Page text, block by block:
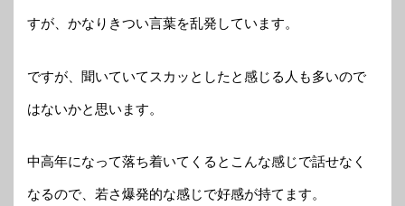
すが、かなりきつい言葉を乱発しています。
ですが、聞いていてスカッとしたと感じる人も多いので
はないかと思います。
中高年になって落ち着いてくるとこんな感じで話せなく
なるので、若さ爆発的な感じで好感が持てます。